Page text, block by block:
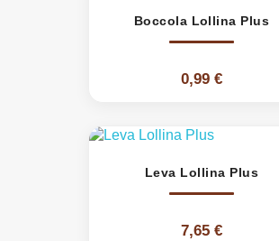
Boccola Lollina Plus
0,99 €
Leva Lollina Plus
7,65 €